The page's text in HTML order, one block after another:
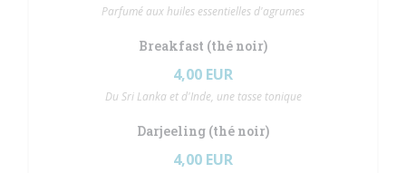
Parfumé aux huiles essentielles d'agrumes
Breakfast (thé noir)
4,00 EUR
Du Sri Lanka et d'Inde, une tasse tonique
Darjeeling (thé noir)
4,00 EUR